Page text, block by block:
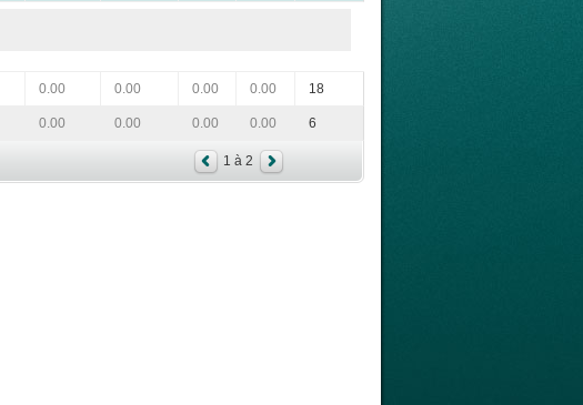
0.00 0.00 0.00 0.00 18
0.00 0.00 0.00 0.00 6
1 à 2